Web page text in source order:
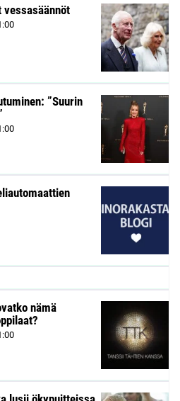
vessasäännöt
”Suurin
nämä